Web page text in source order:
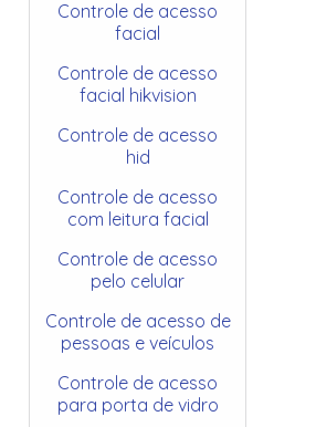
Controle de acesso
facial
Controle de acesso
facial hikvision
Controle de acesso
hid
Controle de acesso
com leitura facial
Controle de acesso
pelo celular
Controle de acesso de
pessoas e veículos
Controle de acesso
para porta de vidro